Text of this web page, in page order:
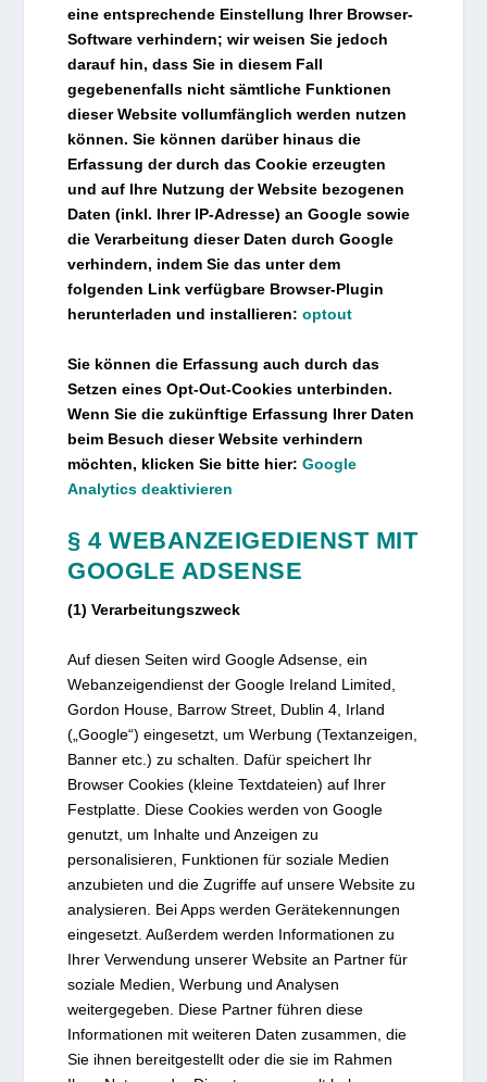
eine entsprechende Einstellung Ihrer Browser-
Software verhindern; wir weisen Sie jedoch
darauf hin, dass Sie in diesem Fall
gegebenenfalls nicht sämtliche Funktionen
dieser Website vollumfänglich werden nutzen
können. Sie können darüber hinaus die
Erfassung der durch das Cookie erzeugten
und auf Ihre Nutzung der Website bezogenen
Daten (inkl. Ihrer IP-Adresse) an Google sowie
die Verarbeitung dieser Daten durch Google
verhindern, indem Sie das unter dem
folgenden Link verfügbare Browser-Plugin
herunterladen und installieren:optout
Sie können die Erfassung auch durch das
Setzen eines Opt-Out-Cookies unterbinden.
Wenn Sie die zukünftige Erfassung Ihrer Daten
beim Besuch dieser Website verhindern
möchten, klicken Sie bitte hier:Google
Analytics deaktivieren
§ 4 WEBANZEIGEDIENST MIT
GOOGLE ADSENSE
(1) Verarbeitungszweck
Auf diesen Seiten wird Google Adsense, ein
Webanzeigendienst der Google Ireland Limited,
Gordon House, Barrow Street, Dublin 4, Irland
(„Google“) eingesetzt, um Werbung (Textanzeigen,
Banner etc.) zu schalten. Dafür speichert Ihr
Browser Cookies (kleine Textdateien) auf Ihrer
Festplatte. Diese Cookies werden von Google
genutzt, um Inhalte und Anzeigen zu
personalisieren, Funktionen für soziale Medien
anzubieten und die Zugriffe auf unsere Website zu
analysieren. Bei Apps werden Gerätekennungen
eingesetzt. Außerdem werden Informationen zu
Ihrer Verwendung unserer Website an Partner für
soziale Medien, Werbung und Analysen
weitergegeben. Diese Partner führen diese
Informationen mit weiteren Daten zusammen, die
Sie ihnen bereitgestellt oder die sie im Rahmen